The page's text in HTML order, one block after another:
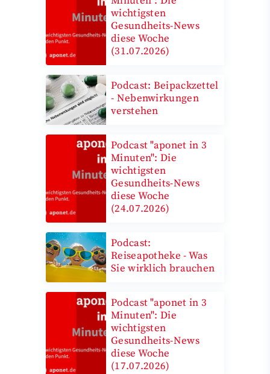
wichtigsten
Gesundheits-News
diese Woche
(31.07.2026)
Podcast: Beipackzettel
- Nebenwirkungen
verstehen
Podcast "aponet in 3
Minuten": Die
wichtigsten
Gesundheits-News
diese Woche
(24.07.2026)
Podcast:
Reiseapotheke - Was
Sie wirklich brauchen
Podcast "aponet in 3
Minuten": Die
wichtigsten
Gesundheits-News
diese Woche
(17.07.2026)